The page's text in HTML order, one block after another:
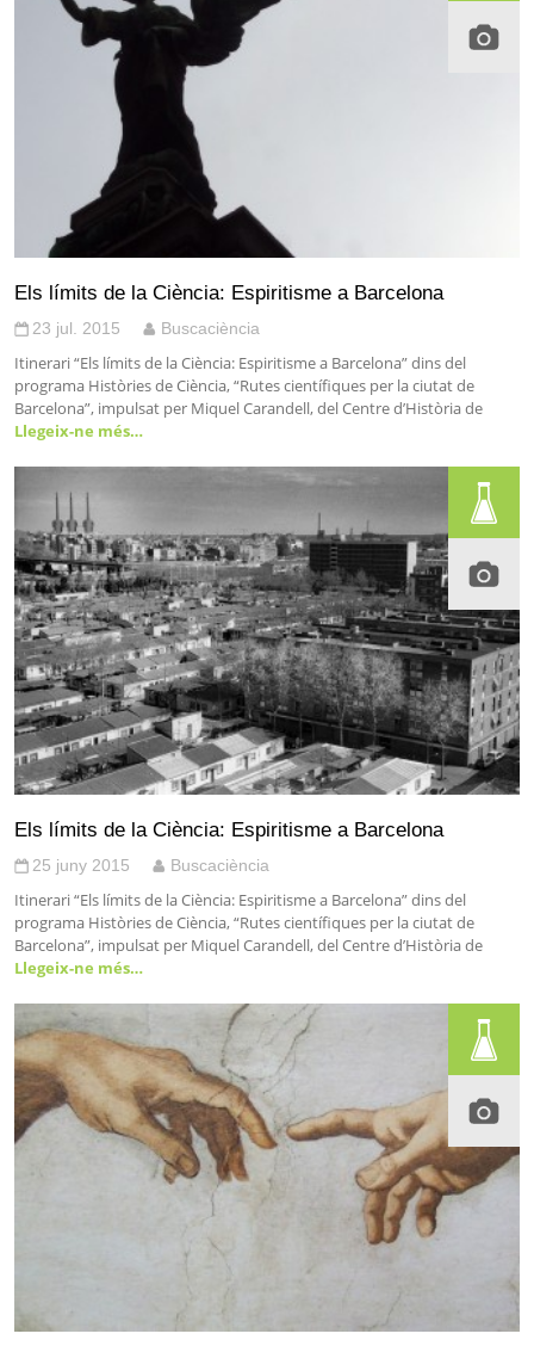
Els límits de la Ciència: Espiritisme a Barcelona
23 jul. 2015 Buscaciència
Itinerari “Els límits de la Ciència: Espiritisme a Barcelona” dins del
programa Històries de Ciència, “Rutes científiques per la ciutat de
Barcelona”, impulsat per Miquel Carandell, del Centre d’Història de
Llegeix-ne més…
Els límits de la Ciència: Espiritisme a Barcelona
25 juny 2015 Buscaciència
Itinerari “Els límits de la Ciència: Espiritisme a Barcelona” dins del
programa Històries de Ciència, “Rutes científiques per la ciutat de
Barcelona”, impulsat per Miquel Carandell, del Centre d’Història de
Llegeix-ne més…